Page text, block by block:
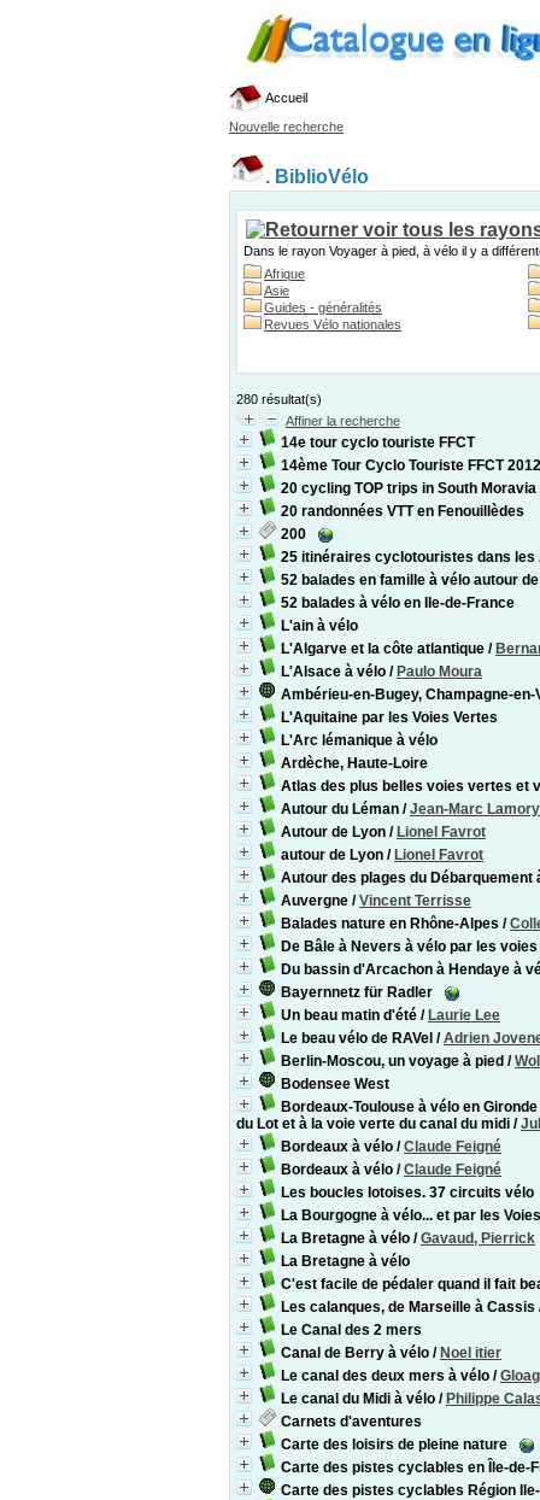
Accueil
Nouvelle recherche
. BiblioVélo
Dans le rayon Voyager à pied, à vélo il y a
Afrique
Asie
Guides - généralités
Revues Vélo nationales
280 résultat(s)
Affiner la recherche
14e tour cyclo touriste FFCT
14ème Tour Cyclo Touriste FFCT 2012
20 cycling TOP trips in South Moravia
20 randonnées VTT en Fenouillèdes
200
25 itinéraires cyclotouristes dans les
52 balades en famille à vélo autour
52 balades à vélo en Ile-de-France
L'ain à vélo
L'Algarve et la côte atlantique /
L'Alsace à vélo / Paulo Moura
Ambérieu-en-Bugey, Champagne-
L'Aquitaine par les Voies Vertes
L'Arc lémanique à vélo
Ardèche, Haute-Loire
Atlas des plus belles voies vertes et
Autour du Léman /Jean-Marc Lamory
Autour de Lyon / Lionel Favrot
autour de Lyon / Lionel Favrot
Autour des plages du Débarquement
Auvergne /Vincent Terrisse
Balades nature en Rhône-Alpes /
De Bâle à Nevers à vélo par les
Du bassin d'Arcachon à Hendaye à
Bayernnetz für Radler
Un beau matin d'été / Laurie Lee
Le beau vélo de RAVel /Adrien
Berlin-Moscou, un voyage à pied /
Bodensee West
Bordeaux-Toulouse à vélo en
du Lot et à la voie verte du canal du midi /
Bordeaux à vélo /Claude Feigné
Bordeaux à vélo /Claude Feigné
Les boucles lotoises. 37 circuits vélo
La Bourgogne à vélo... et par les
La Bretagne à vélo /Gavaud, Pierrick
La Bretagne à vélo
C'est facile de pédaler quand il fait
Les calanques, de Marseille à Cassis
Le Canal des 2 mers
Canal de Berry à vélo / Noel itier
Le canal des deux mers à vélo /
Le canal du Midi à vélo / Philippe
Carnets d'aventures
Carte des loisirs de pleine nature
Carte des pistes cyclables en Île-de-
Carte des pistes cyclables Région